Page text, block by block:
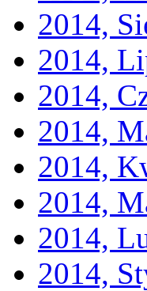
2014,
2014,
2014,
2014,
2014,
2014,
2014,
2014,